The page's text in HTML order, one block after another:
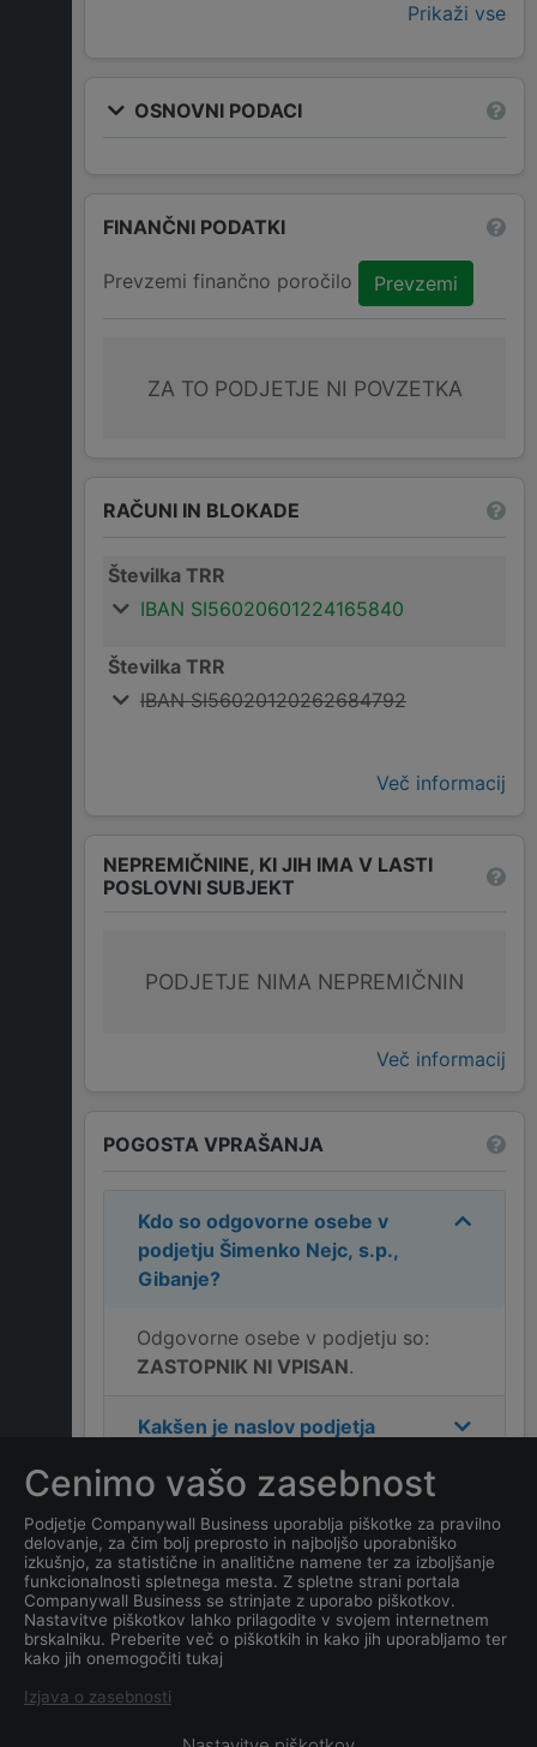
Prikaži vse
OSNOVNI PODACI
FINANČNI PODATKI
Prevzemi finančno poročilo Prevzemi
ZA TO PODJETJE NI POVZETKA
RAČUNI IN BLOKADE
Številka TRR
IBAN SI56020601224165840
Številka TRR
IBAN SI56020120262684792
Več informacij
NEPREMIČNINE, KI JIH IMA V LASTI
POSLOVNI SUBJEKT
PODJETJE NIMA NEPREMIČNIN
Več informacij
POGOSTA VPRAŠANJA
Kdo so odgovorne osebe v
podjetju Šimenko Nejc, s.p.,
Gibanje?
Odgovorne osebe v podjetju so:
ZASTOPNIK NI VPISAN.
Kakšen je naslov podjetja
Kakšen je kontakt podjetja
Šimenko Nejc, s.p., Gibanje?
Kateri je datum ustanovitve
podjetja Šimenko Nejc, s.p.,
Gibanje?
Cenimo vašo zasebnost
Podjetje Companywall Business uporablja piškotke za pravilno
delovanje, za čim bolj preprosto in najboljšo uporabniško
izkušnjo, za statistične in analitične namene ter za izboljšanje
funkcionalnosti spletnega mesta. Z spletne strani portala
Companywall Business se strinjate z uporabo piškotkov.
Nastavitve piškotkov lahko prilagodite v svojem internetnem
brskalniku. Preberite več o piškotkih in kako jih uporabljamo ter
kako jih onemogočiti tukaj
Izjava o zasebnosti